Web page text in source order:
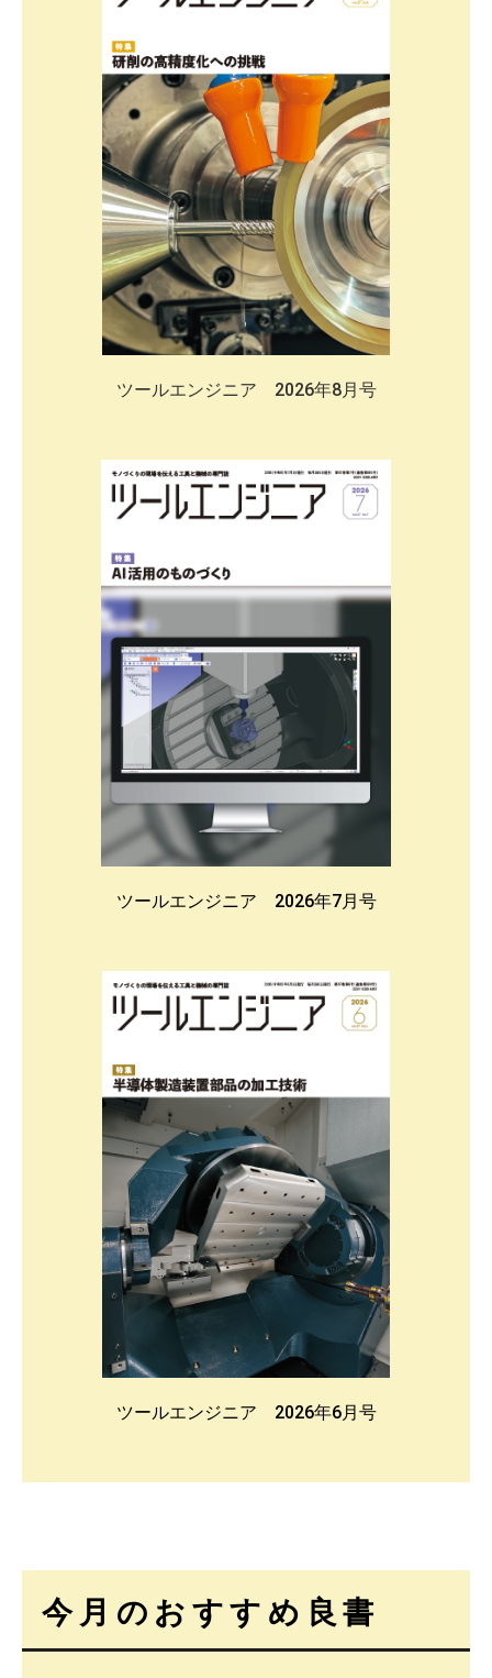
ツールエンジニア 2026年8月号
ツールエンジニア 2026年7月号
ツールエンジニア 2026年6月号
今月のおすすめ良書